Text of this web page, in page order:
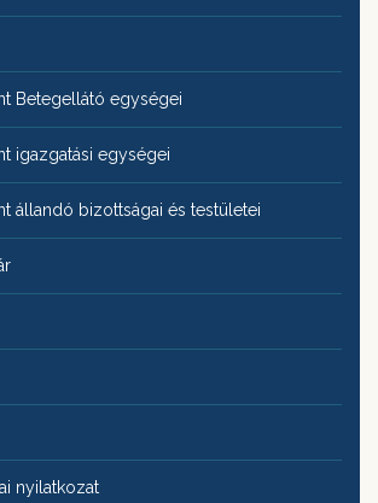
Betegellátó egységei
igazgatási egységei
állandó bizottságai és testületei
nyilatkozat